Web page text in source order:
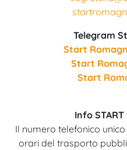
Telegram
Start
Start
Start
Info START
Il numero telefonico
orari del trasporto